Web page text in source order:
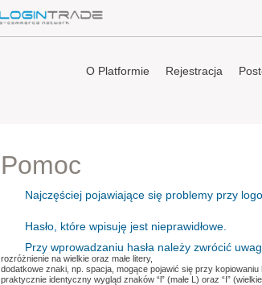
O Platformie Rejestracja
Pomoc
Najczęściej pojawiające się problemy przy
Hasło, które wpisuję jest nieprawidłowe.
Przy wprowadzaniu hasła należy zwrócić
rozróżnienie na wielkie oraz małe litery,
dodatkowe znaki, np. spacja, mogące pojawić się przy kopiowaniu
praktycznie identyczny wygląd znaków “l” (małe L) oraz “I” (wielkie